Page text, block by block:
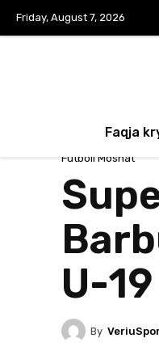
Friday, August 7, 2026
Faqja
Futboll Moshat
U-19
By